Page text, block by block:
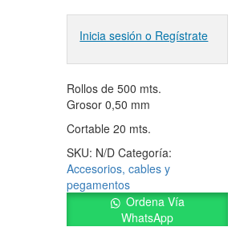
Inicia sesión o Regístrate
Rollos de 500 mts.
Grosor 0,50 mm
Cortable 20 mts.
SKU: N/D Categoría:
Accesorios, cables y
pegamentos
Ordena Vía
WhatsApp